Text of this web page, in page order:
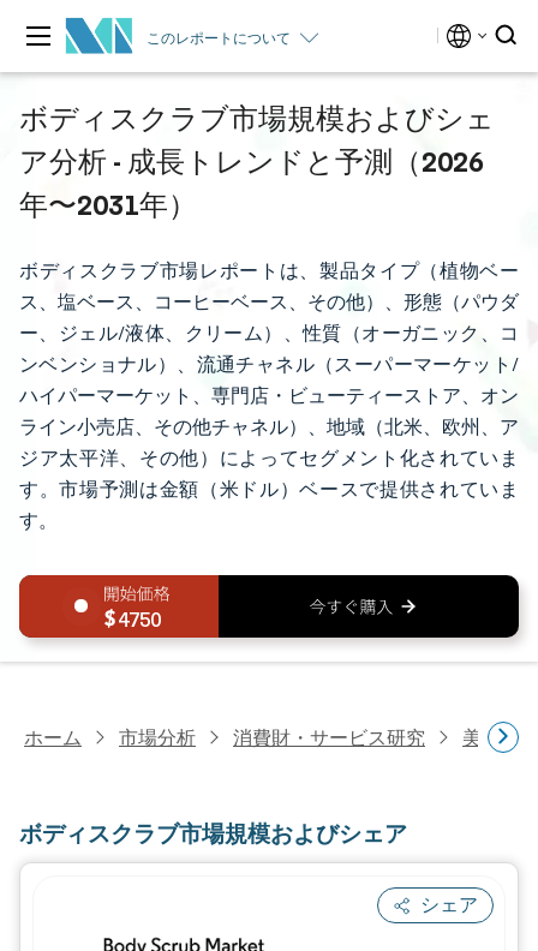
このレポートについて
ボディスクラブ市場規模およびシェ
ア分析 - 成長トレンドと予測（2026
年〜2031年）
ボディスクラブ市場レポートは、製品タイプ（植物ベー
ス、塩ベース、コーヒーベース、その他）、形態（パウダ
ー、ジェル/液体、クリーム）、性質（オーガニック、コ
ンベンショナル）、流通チャネル（スーパーマーケット/
ハイパーマーケット、専門店・ビューティーストア、オン
ライン小売店、その他チャネル）、地域（北米、欧州、ア
ジア太平洋、その他）によってセグメント化されていま
す。市場予測は金額（米ドル）ベースで提供されていま
す。
4750
ホーム 市場分析 消費財・サービス研究 美容・
ボディスクラブ市場規模およびシェア
シェア